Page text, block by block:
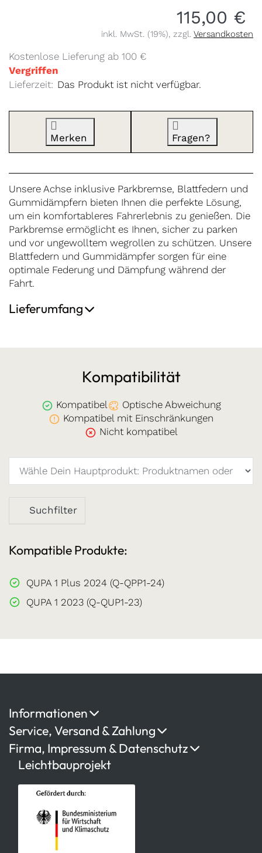
115,00 €
inkl. MwSt. (19%), zzgl. Versandkosten
Kostenlose Lieferung ab 100 €
Vergriffen
Lieferzeit: Das Produkt ist nicht verfügbar.
Merken Fragen?
Unsere Achse inklusive Parkbremse, Blattfedern und
Gummidämpfern bieten Ihnen die perfekte Lösung,
um ein komfortableres Fahrerlebnis zu genießen. Die
Parkbremse ermöglicht es Ihnen, sicher zu parken
und vor ungewolltem wegrollen zu schützen. Unsere
Blattfedern und Gummidämpfer sorgen für eine
optimale Federung und Dämpfung während der
Fahrt.
Lieferumfang
Kompatibilität
Kompatibel
Optische Abweichung
Kompatibel mit Einschränkungen
Nicht kompatibel
Suchfilter
Kompatible Produkte:
QUPA 1 Plus 2024 (Q-QPP1-24)
QUPA 1 2023 (Q-QUP1-23)
Informationen
Service, Versand & Zahlung
Firma, Impressum & Datenschutz
Leichtbauprojekt